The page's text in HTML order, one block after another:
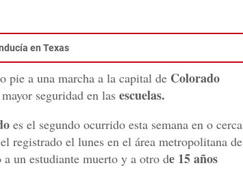
en Texas
pie a una marcha a la capital de Colorado
seguridad en las escuelas.
es el segundo ocurrido esta semana en o cerca
registrado el lunes en el área metropolitana de
a un estudiante muerto y a otro de 15 años